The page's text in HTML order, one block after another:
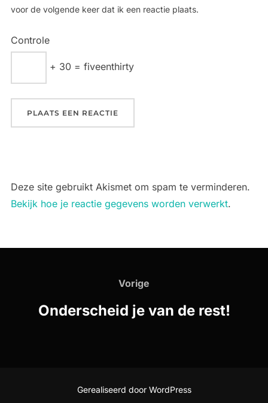
voor de volgende keer dat ik een reactie plaats.
Controle
+ 30 = fiveenthirty
Deze site gebruikt Akismet om spam te verminderen.
Bekijk hoe je reactie gegevens worden verwerkt.
Vorige
Vorige
Onderscheid je van de rest!
Gerealiseerd door WordPress